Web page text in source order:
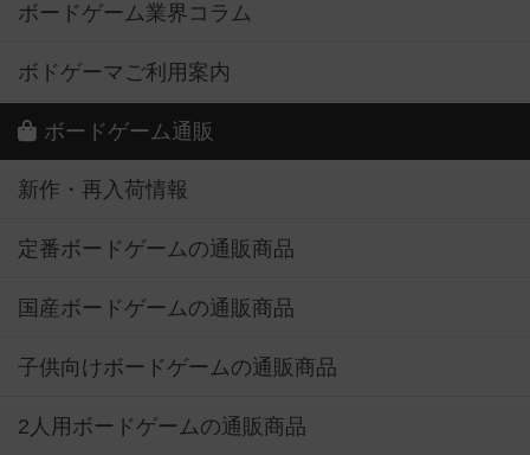
ボードゲーム業界コラム
ボドゲーマご利用案内
ボードゲーム通販
新作・再入荷情報
定番ボードゲームの通販商品
国産ボードゲームの通販商品
子供向けボードゲームの通販商品
2人用ボードゲームの通販商品